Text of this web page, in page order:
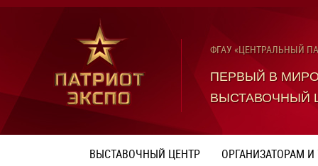
ФГАУ «ЦЕНТРАЛЬНЫЙ
ПЕРВЫЙ В
ВЫСТАВОЧНЫЙ
ВЫСТАВОЧНЫЙ ЦЕНТР ОРГАНИЗАТОРАМ